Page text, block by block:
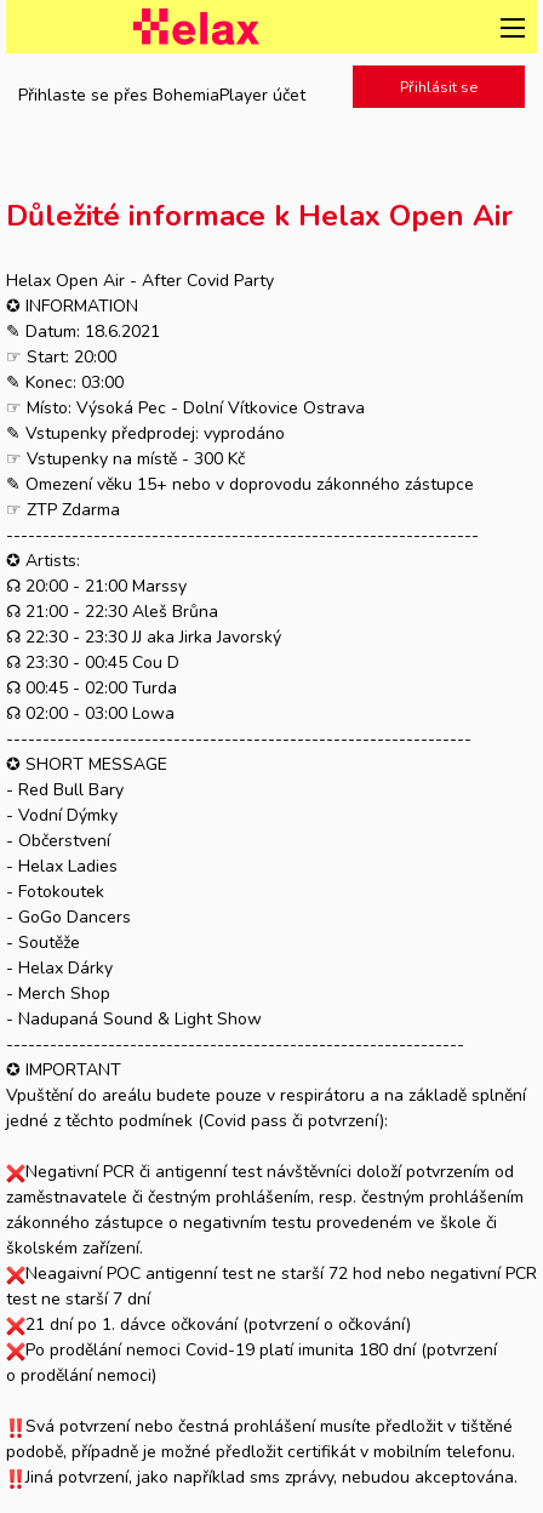
Přihlaste se přes BohemiaPlayer účet Přihlásit se
Důležité informace k Helax Open Air
Helax Open Air - After Covid Party
✪ INFORMATION
✎ Datum: 18.6.2021
☞ Start: 20:00
✎ Konec: 03:00
☞ Místo: Výsoká Pec - Dolní Vítkovice Ostrava
✎ Vstupenky předprodej: vyprodáno
☞ Vstupenky na místě - 300 Kč
✎ Omezení věku 15+ nebo v doprovodu zákonného zástupce
☞ ZTP Zdarma
-----------------------------------------------------------------
✪ Artists:
☊ 20:00 - 21:00 Marssy
☊ 21:00 - 22:30 Aleš Brůna
☊ 22:30 - 23:30 JJ aka Jirka Javorský
☊ 23:30 - 00:45 Cou D
☊ 00:45 - 02:00 Turda
☊ 02:00 - 03:00 Lowa
----------------------------------------------------------------
✪ SHORT MESSAGE
- Red Bull Bary
- Vodní Dýmky
- Občerstvení
- Helax Ladies
- Fotokoutek
- GoGo Dancers
- Soutěže
- Helax Dárky
- Merch Shop
- Nadupaná Sound & Light Show
---------------------------------------------------------------
✪ IMPORTANT
Vpuštění do areálu budete pouze v respirátoru a na základě splnění
jedné z těchto podmínek (Covid pass či potvrzení):
Negativní PCR či antigenní test návštěvníci doloží potvrzením od
zaměstnavatele či čestným prohlášením, resp. čestným prohlášením
zákonného zástupce o negativním testu provedeném ve škole či
školském zařízení.
Neagaivní POC antigenní test ne starší 72 hod nebo negativní PCR
test ne starší 7 dní
21 dní po 1. dávce očkování (potvrzení o očkování)
Po prodělání nemoci Covid-19 platí imunita 180 dní (potvrzení
o prodělání nemoci)
Svá potvrzení nebo čestná prohlášení musíte předložit v tištěné
podobě, případně je možné předložit certifikát v mobilním telefonu.
Jiná potvrzení, jako například sms zprávy, nebudou akceptována.